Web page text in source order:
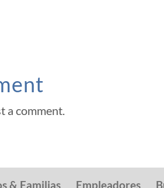
a comment.
& Familias Empleadores